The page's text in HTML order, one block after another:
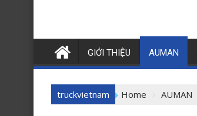
GIỚI THIỆU AUMAN
truckvietnam Home AUMAN